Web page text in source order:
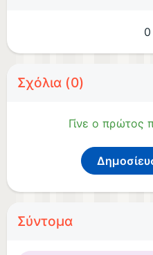
0
Σχόλια (0)
Γίνε ο πρώτος
Σύντομα